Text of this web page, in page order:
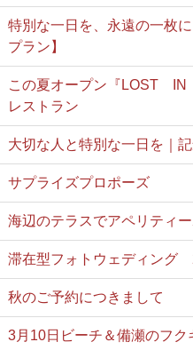
特別な一日を、永遠の一枚
プラン】
この夏オープン『LOST
レストラン
大切な人と特別な一日を｜
サプライズプロポーズ
海辺のテラスでアペリティ
滞在型フォトウェディング
秋のご予約につきまして
3月10日ビーチ＆備瀬のフ